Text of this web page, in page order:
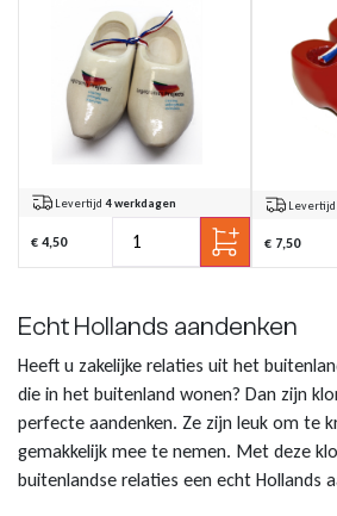
Levertijd 4 werkdagen
€ 4,50
Levertijd
€ 7,50
Echt Hollands aandenken
Heeft u zakelijke relaties uit het
die in het buitenland wonen? Dan zijn
perfecte aandenken. Ze zijn leuk om te
gemakkelijk mee te nemen. Met deze
buitenlandse relaties een echt Hollands
Klompjes sleutelhanger
Klompsloffen
Klomp puntenslijpers
Klompjes golf
Eten & Drinken
Overige souvenirs
Vingerhoedjes
Geschenkpakketten
Nagelknipper met logo
Kerstballen met logo
Graveringen met logo of tekst
Pins met logo
Teddy bags
Babytextiel